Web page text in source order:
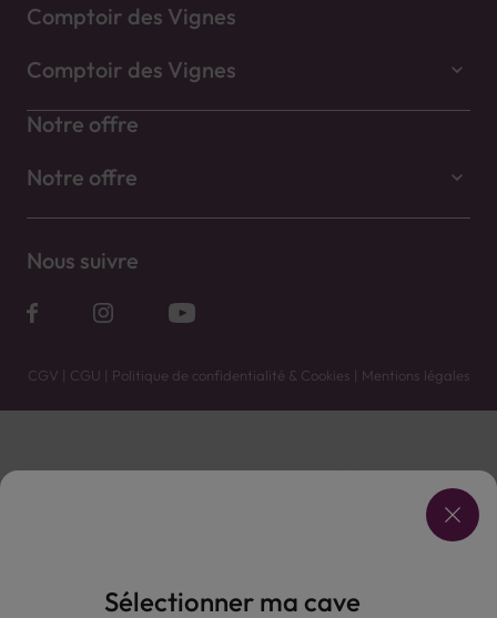
Comptoir des Vignes
Comptoir des Vignes
Notre offre
Notre offre
Nous suivre
CGV | CGU | Politique de confidentialité & Cookies | Mentions légales
Vente uniquement en caves. Contactez votre caviste pour plus de renseignements.
L'ABUS D'ALCOOL EST DANGEREUX POUR LA SANTÉ, À CONSOMMER AVEC MODÉRATION.
Sélectionner ma cave